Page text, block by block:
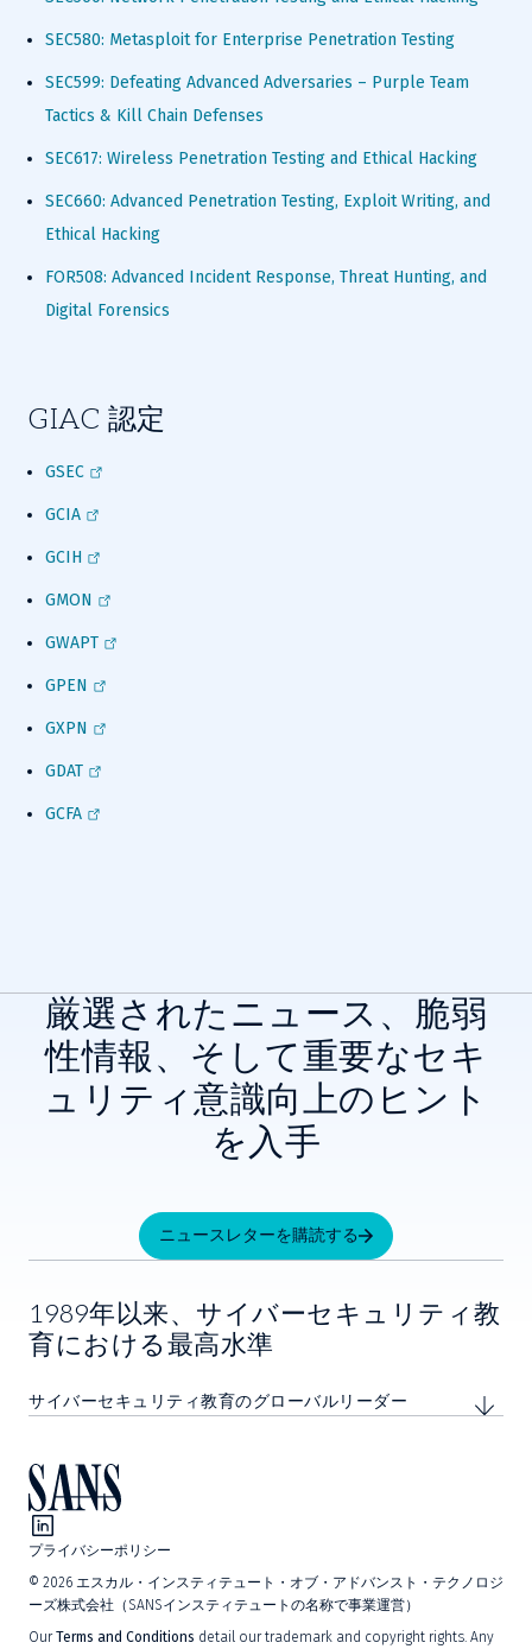
SEC580: Metasploit for Enterprise Penetration Testing
SEC599: Defeating Advanced Adversaries – Purple Team
Tactics & Kill Chain Defenses
SEC617: Wireless Penetration Testing and Ethical Hacking
SEC660: Advanced Penetration Testing, Exploit Writing, and
Ethical Hacking
FOR508: Advanced Incident Response, Threat Hunting, and
Digital Forensics
GIAC 認定
GSEC
GCIA
GCIH
GMON
GWAPT
GPEN
GXPN
GDAT
GCFA
厳選されたニュース、脆弱
性情報、そして重要なセキ
ュリティ意識向上のヒント
を入手
ニュースレターを購読する
1989年以来、サイバーセキュリティ教
育における最高水準
サイバーセキュリティ教育のグローバルリーダー
プライバシーポリシー
© 2026 エスカル・インスティテュート・オブ・アドバンスト・テクノロジ
ーズ株式会社（SANSインスティテュートの名称で事業運営）
OurTerms and Conditions detail our trademark and copyright rights. Any